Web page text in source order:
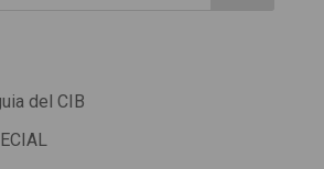
del CIB